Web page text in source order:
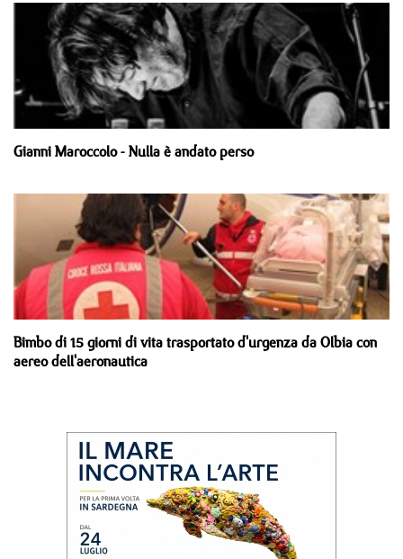
Gianni Maroccolo - Nulla è andato perso
Bimbo di 15 giorni di vita trasportato d'urgenza da Olbia con
aereo dell'aeronautica